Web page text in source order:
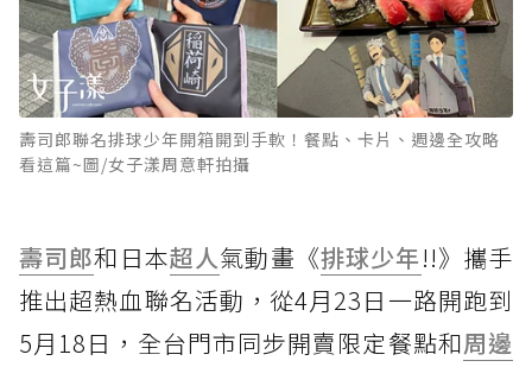
壽司郎聯名排球少年開箱開到手軟！餐點、卡片、週邊全攻略
看這篇~圖/女子漾周意軒拍攝
壽司郎和日本超人氣動畫《排球少年!!》攜手
推出超熱血聯名活動，從4月23日一路開跑到
5月18日，全台門市同步開賣限定餐點和周邊